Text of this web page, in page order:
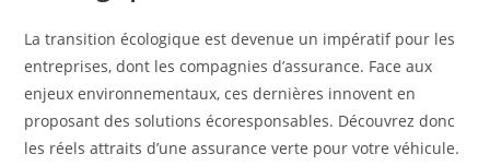
La transition écologique est devenue un impératif pour les
entreprises, dont les compagnies d’assurance. Face aux
enjeux environnementaux, ces dernières innovent en
proposant des solutions écoresponsables. Découvrez donc
les réels attraits d’une assurance verte pour votre véhicule.